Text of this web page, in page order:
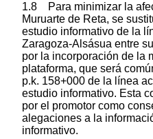
1.8 Para minimizar la
Muruarte de Reta, se
estudio informativo de la
Zaragoza-Alsásua entre
por la incorporación de la
plataforma, que será
p.k. 158+000 de la línea
estudio informativo. Esta
por el promotor como
alegaciones a la
informativo.